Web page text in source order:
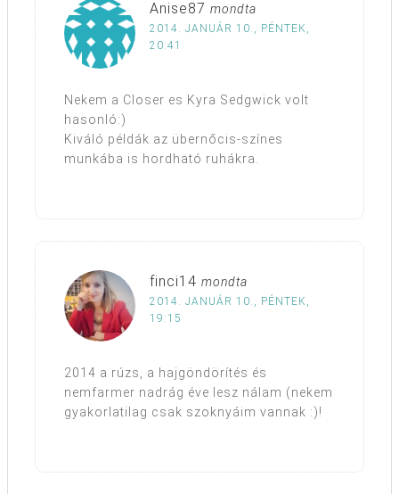
Anise87 mondta
2014. JANUÁR 10., PÉNTEK,
20:41
Nekem a Closer es Kyra Sedgwick volt
hasonló:)
Kiváló példák az übernőcis-színes
munkába is hordható ruhákra.
finci14 mondta
2014. JANUÁR 10., PÉNTEK,
19:15
2014 a rúzs, a hajgöndörítés és
nemfarmer nadrág éve lesz nálam (nekem
gyakorlatilag csak szoknyáim vannak :)!